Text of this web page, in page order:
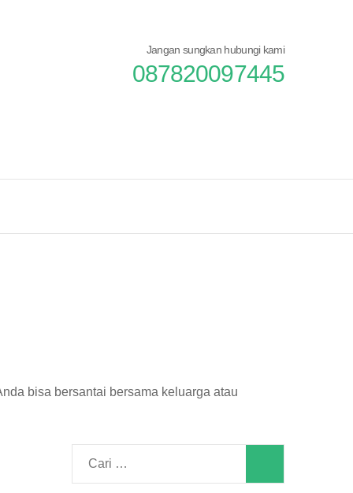
Jangan sungkan hubungi kami
087820097445
bisa bersantai bersama keluarga atau
Cari
untuk: